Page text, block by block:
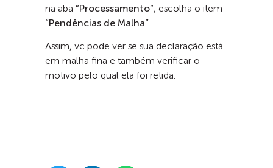
na aba “Processamento”, escolha o item
“Pendências de Malha”.
Assim, vc pode ver se sua declaração está
em malha fina e também verificar o
motivo pelo qual ela foi retida.